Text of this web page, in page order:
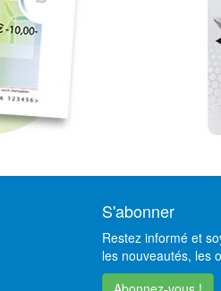
S'abonner
Restez informé et
les nouveautés, les